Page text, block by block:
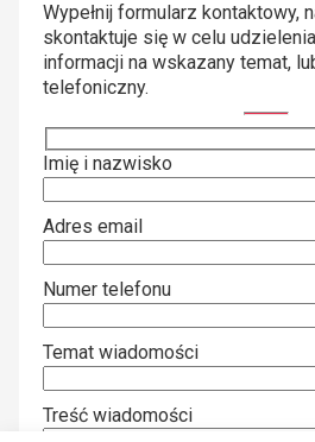
Wypełnij formularz kontaktowy,
skontaktuje się w celu
informacji na wskazany temat,
telefoniczny.
Imię i nazwisko
Adres email
Numer telefonu
Temat wiadomości
Treść wiadomości